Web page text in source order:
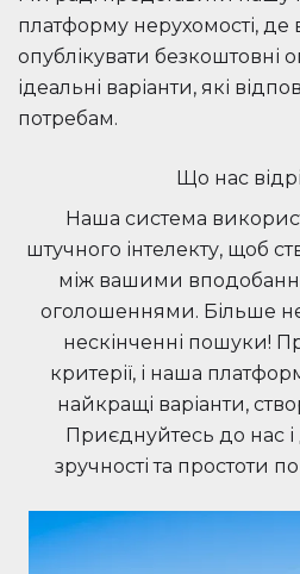
платформу нерухомості, де
опублікувати безкоштовні
ідеальні варіанти, які
потребам.
Що нас
Наша система
штучного інтелекту, щоб
між вашими
оголошеннями. Більше
нескінченні пошуки!
критерії, і наша
найкращі варіанти,
Приєднуйтесь до нас і
зручності та простоти